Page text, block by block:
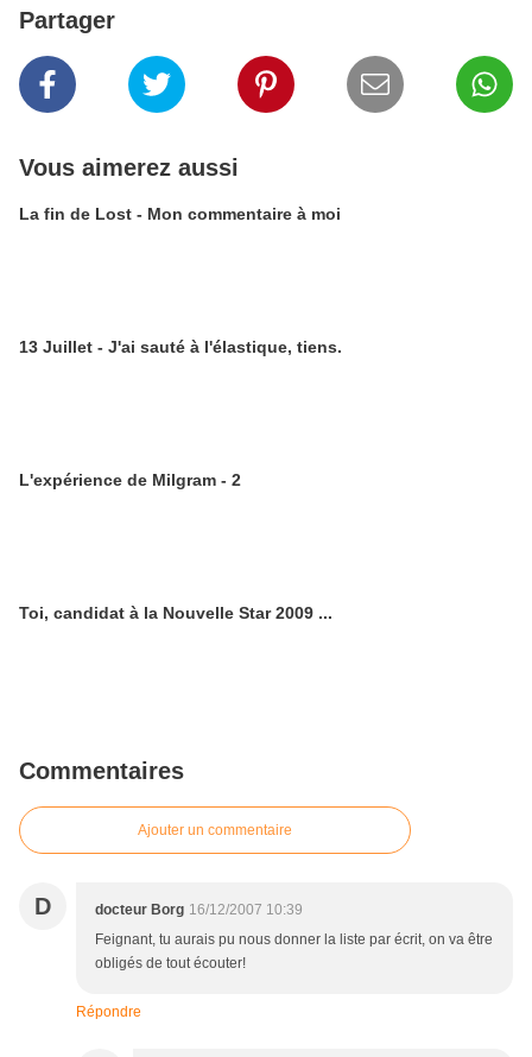
Partager
Vous aimerez aussi
La fin de Lost - Mon commentaire à moi
13 Juillet - J'ai sauté à l'élastique, tiens.
L'expérience de Milgram - 2
Toi, candidat à la Nouvelle Star 2009 ...
Commentaires
Ajouter un commentaire
D docteur Borg 16/12/2007 10:39
Feignant, tu aurais pu nous donner la liste par écrit, on va être
obligés de tout écouter!
Répondre